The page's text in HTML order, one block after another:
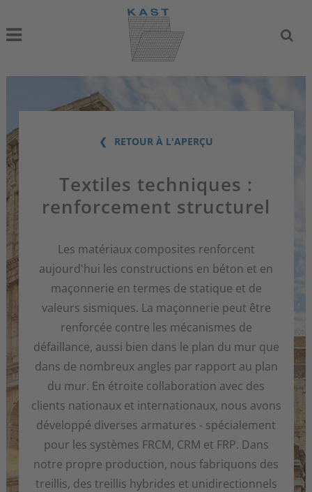
RETOUR À L'APERÇU
Textiles techniques :
renforcement structurel
Les matériaux composites renforcent
aujourd'hui les constructions en béton et en
maçonnerie en termes de statique et de
valeurs sismiques. La maçonnerie peut être
renforcée contre les mécanismes de
défaillance, aussi bien dans le plan du mur que
dans de nombreux angles par rapport au plan
du mur. En étroite collaboration avec des
clients nationaux et internationaux, nous avons
développé diverses armatures - spécialement
pour les systèmes FRCM, CRM et FRP. Dans
notre propre production, nous fabriquons des
treillis, des treillis hybrides et unidirectionnels